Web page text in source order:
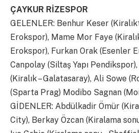
ÇAYKUR RİZESPOR
GELENLER: Benhur Keser
Erokspor), Mame Mor Faye
Erokspor), Furkan Orak (Esenler
Canpolay (Siltaş Yapı
(Kiralık – Galatasaray), Ali Sowe
(Sparta Prag) Modibo Sagnan
GİDENLER: Abdülkadir Ömür
City), Berkay Özcan (Kiralama